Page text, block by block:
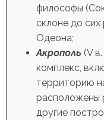
философы
склоне до
Одеона;
Акрополь (V
комплекс,
территорию
расположены
другие